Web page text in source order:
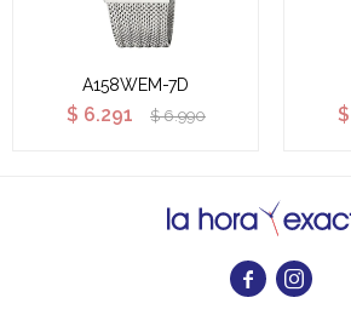
A158WEM-7D
$ 6.291 $ 6.990 $
 